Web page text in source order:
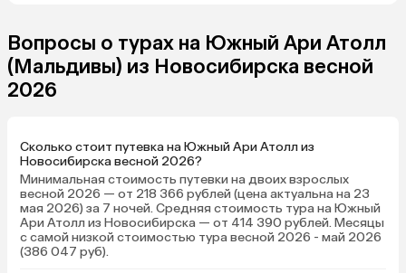
зелёный двор. Номера как на
фото. Удобные матрасы и
подушки, мы хорошо выспались.
Уборка хорошая ежедневная.
писали ранее, но нас это не
напрягало. Главное, каждый день
меняли полотенца, а постельное
даже утюжили. Кондиционер
установлен отлично, не
продувает, с функцией dry, прям
выручал, за ночь с открытой
Вопросы о турах на Южный Ари Атолл
(Мальдивы) из Новосибирска весной
2026
Сколько стоит путевка на Южный Ари Атолл из
Новосибирска весной 2026?
Минимальная стоимость путевки на двоих взрослых
весной 2026 — от 218 366 рублей (цена актуальна на 23
мая 2026) за 7 ночей. Средняя стоимость тура на Южный
Ари Атолл из Новосибирска — от 414 390 рублей. Месяцы
с самой низкой стоимостью тура весной 2026 - май 2026
(386 047 руб).